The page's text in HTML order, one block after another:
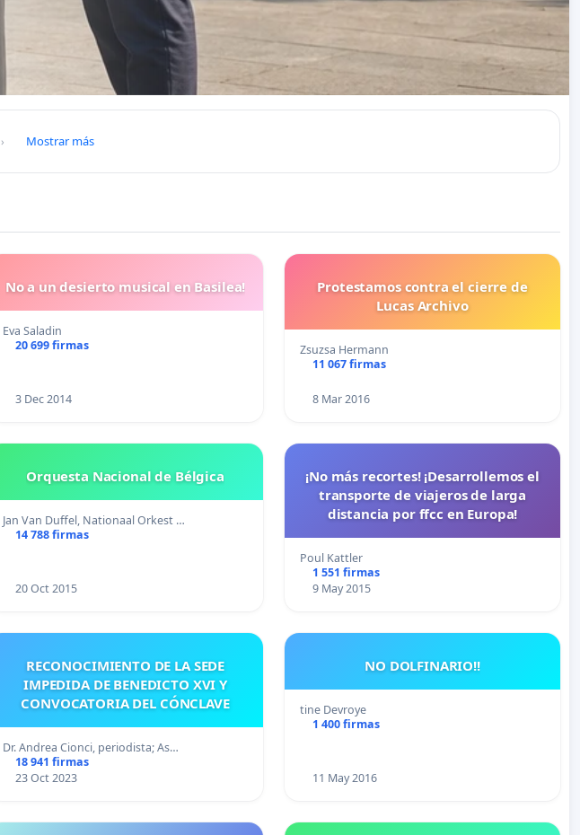
› Mostrar más
No a un desierto musical en Basilea!
Eva Saladin
20 699 firmas
3 Dec 2014
Protestamos contra el cierre de
Lucas Archivo
Zsuzsa Hermann
11 067 firmas
8 Mar 2016
Orquesta Nacional de Bélgica
Jan Van Duffel, Nationaal Orkest …
14 788 firmas
20 Oct 2015
¡No más recortes! ¡Desarrollemos el
transporte de viajeros de larga
distancia por ffcc en Europa!
Poul Kattler
1 551 firmas
9 May 2015
RECONOCIMIENTO DE LA SEDE
IMPEDIDA DE BENEDICTO XVI Y
CONVOCATORIA DEL CÓNCLAVE
Dr. Andrea Cionci, periodista; As…
18 941 firmas
23 Oct 2023
NO DOLFINARIO!!
tine Devroye
1 400 firmas
11 May 2016